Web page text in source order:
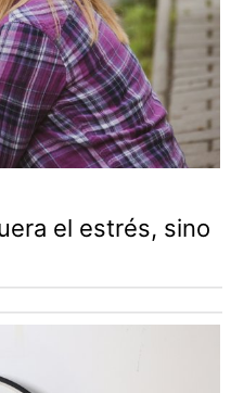
el estrés, sino